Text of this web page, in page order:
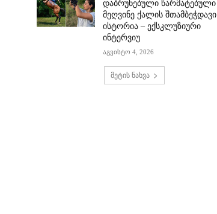
დაბრუნებული წარმატებული
მეღვინე ქალის შთამბეჭდავი
ისტორია – ექსკლუზიური
ინტერვიუ
აგვისტო 4, 2026
მეტის ნახვა